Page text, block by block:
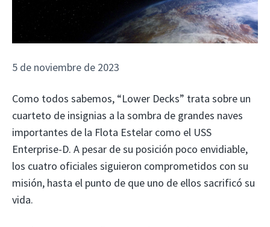
5 de noviembre de 2023
Como todos sabemos, “Lower Decks” trata sobre un
cuarteto de insignias a la sombra de grandes naves
importantes de la Flota Estelar como el USS
Enterprise-D. A pesar de su posición poco envidiable,
los cuatro oficiales siguieron comprometidos con su
misión, hasta el punto de que uno de ellos sacrificó su
vida.